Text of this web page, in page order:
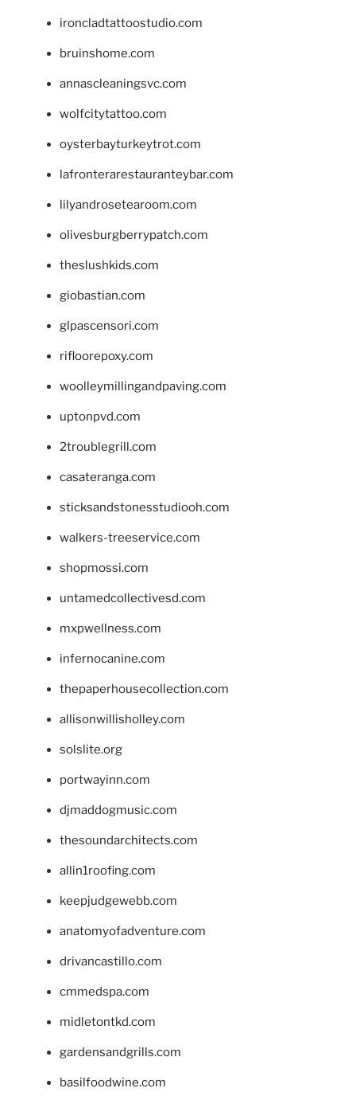
ironcladtattoostudio.com
bruinshome.com
annascleaningsvc.com
wolfcitytattoo.com
oysterbayturkeytrot.com
lafronterarestauranteybar.com
lilyandrosetearoom.com
olivesburgberrypatch.com
theslushkids.com
giobastian.com
glpascensori.com
rifloorepoxy.com
woolleymillingandpaving.com
uptonpvd.com
2troublegrill.com
casateranga.com
sticksandstonesstudiooh.com
walkers-treeservice.com
shopmossi.com
untamedcollectivesd.com
mxpwellness.com
infernocanine.com
thepaperhousecollection.com
allisonwillisholley.com
solslite.org
portwayinn.com
djmaddogmusic.com
thesoundarchitects.com
allin1roofing.com
keepjudgewebb.com
anatomyofadventure.com
drivancastillo.com
cmmedspa.com
midletontkd.com
gardensandgrills.com
basilfoodwine.com